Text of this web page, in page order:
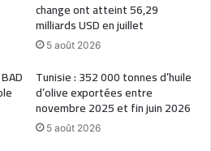
change ont atteint 56,29
milliards USD en juillet
5 août 2026
Tunisie : 352 000 tonnes d’huile
d’olive exportées entre
novembre 2025 et fin juin 2026
5 août 2026